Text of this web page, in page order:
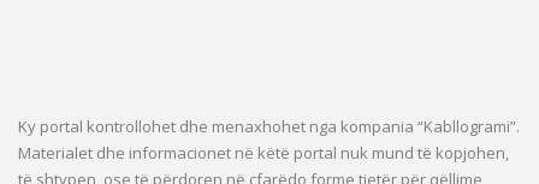
Ky portal kontrollohet dhe menaxhohet nga kompania “Kabllogrami”.
Materialet dhe informacionet në këtë portal nuk mund të kopjohen,
të shtypen, ose të përdoren në çfarëdo forme tjetër për qëllime